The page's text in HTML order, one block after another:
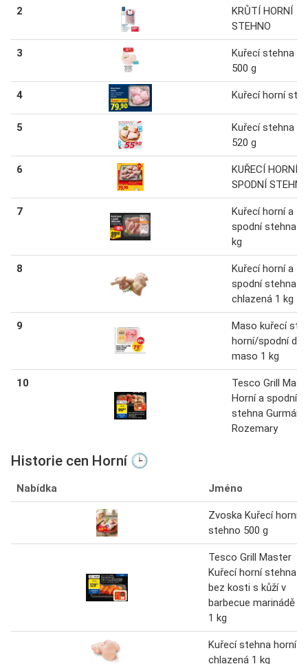
2
KRŮTÍ HORNÍ
STEHNO
3
Kuřecí stehna
500 g
4 Kuřecí horní
5
Kuřecí stehna
520 g
6
KUŘECÍ HORNÍ A
SPODNÍ STEHNA
7
Kuřecí horní a
spodní stehna
kg
8
Kuřecí horní a
spodní stehna
chlazená 1 kg
9
Maso kuřecí
horní/spodní
maso 1 kg
10
Tesco Grill
Horní a spodní
stehna Gurmán
Rozemary
Historie cen Horní 🕒
Nabídka Jméno
Zvoska Kuřecí horní
stehno 500 g
Tesco Grill Master
Kuřecí horní stehna
bez kosti s kůží v
barbecue marinádě
1 kg
Kuřecí stehna horní
chlazená 1 kg